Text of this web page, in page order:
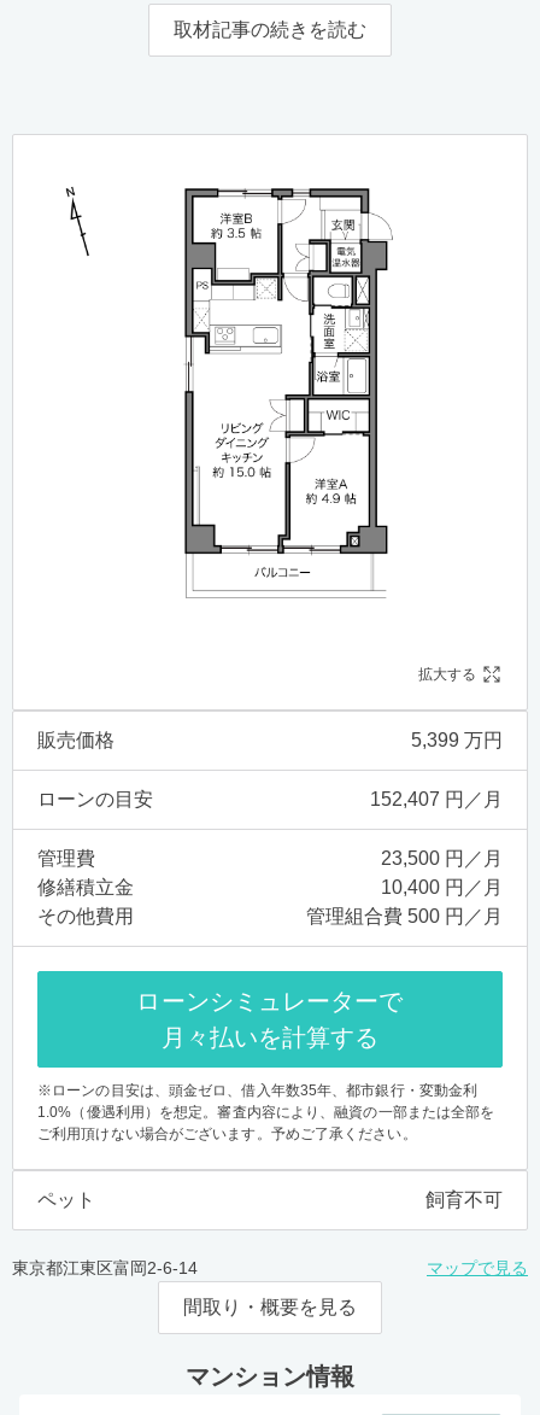
取材記事の続きを読む
拡大する
販売価格 5,399 万円
ローンの目安 152,407 円／月
管理費
23,500 円／月
修繕積立金
10,400 円／月
その他費用
管理組合費 500 円／月
ローンシミュレーターで
月々払いを計算する
※ローンの目安は、頭金ゼロ、借入年数35年、都市銀行・変動金利
1.0%（優遇利用）を想定。審査内容により、融資の一部または全部を
ご利用頂けない場合がございます。予めご了承ください。
ペット 飼育不可
東京都江東区富岡2-6-14 マップで見る
間取り・概要を見る
マンション情報